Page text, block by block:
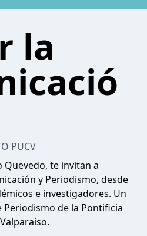
la
PUCV
Quevedo, te invitan a
y Periodismo, desde
e investigadores. Un
Periodismo de la Pontificia